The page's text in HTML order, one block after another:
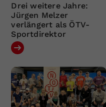
Drei weitere Jahre:
Jürgen Melzer
verlängert als ÖTV-
Sportdirektor